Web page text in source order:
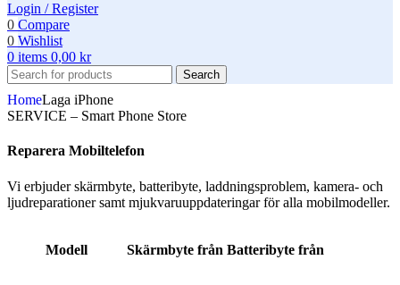
Login / Register
0 Compare
0 Wishlist
0 items 0,00 kr
Search
HomeLaga iPhone
SERVICE – Smart Phone Store
Reparera Mobiltelefon
Vi erbjuder skärmbyte, batteribyte, laddningsproblem, kamera- och
ljudreparationer samt mjukvaruuppdateringar för alla mobilmodeller.
Modell Skärmbyte från Batteribyte från